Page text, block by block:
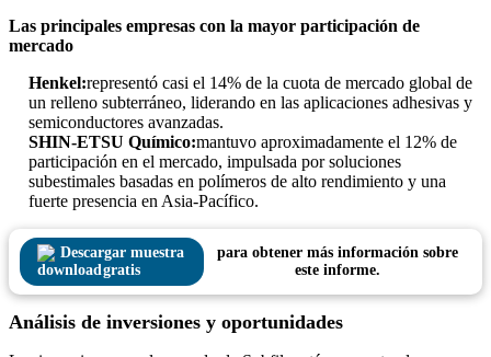
Las principales empresas con la mayor participación de
mercado
Henkel:representó casi el 14% de la cuota de mercado global de
un relleno subterráneo, liderando en las aplicaciones adhesivas y
semiconductores avanzadas.
SHIN-ETSU Químico:mantuvo aproximadamente el 12% de
participación en el mercado, impulsada por soluciones
subestimales basadas en polímeros de alto rendimiento y una
fuerte presencia en Asia-Pacífico.
Descargar muestra
gratis
para obtener más información sobre
este informe.
Análisis de inversiones y oportunidades